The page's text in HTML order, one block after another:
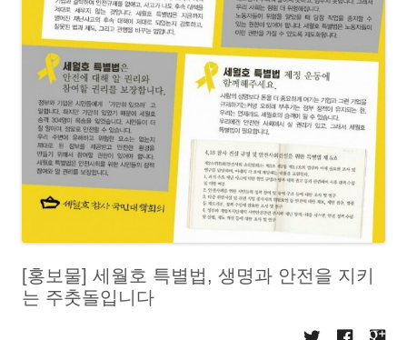
[홍보물] 세월호 특별법, 생명과 안전을 지키
는 주춧돌입니다